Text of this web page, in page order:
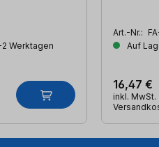
Werktagen
Art.-Nr.:
Auf
16,47 €
inkl. MwSt.